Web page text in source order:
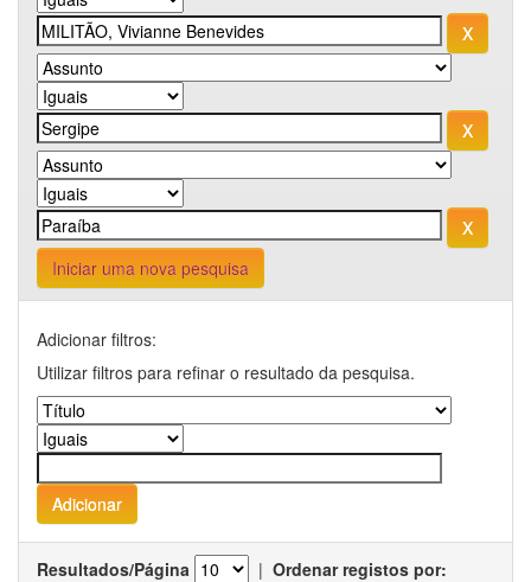
Iniciar uma nova pesquisa
Adicionar filtros:
Utilizar filtros para refinar o resultado da pesquisa.
Resultados/Página | Ordenar registos por: